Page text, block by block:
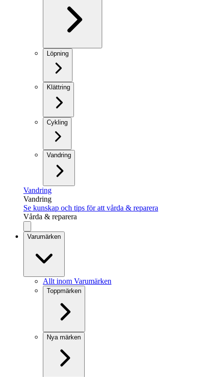
Löpning
Klättring
Cykling
Vandring
Vandring
Vandring
Se kunskap och tips för att vårda & reparera
Vårda & reparera
Varumärken
Allt inom Varumärken
Toppmärken
Nya märken